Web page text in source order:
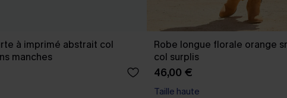
à imprimé abstrait col
manches
Robe longue florale orange
col surplis
46,00 €
Taille haute